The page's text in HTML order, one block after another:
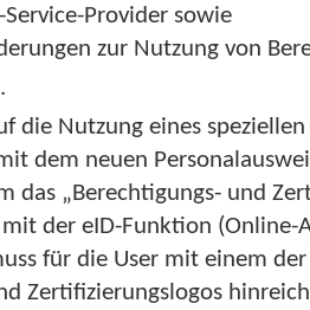
Service-Provider sowie
zur Nutzung von
die Nutzung eines
dem neuen
das „Berechtigungs- und
der eID-Funktion (Online-
für die User mit einem
Zertifizierungslogos